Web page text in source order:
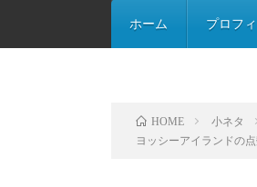
ホーム プロフ
HOME 小ネタ
ヨッシーアイランドの